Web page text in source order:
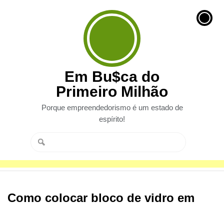
Em Bu$ca do
Primeiro Milhão
Porque empreendedorismo é um estado de
espírito!
Como colocar bloco de vidro em